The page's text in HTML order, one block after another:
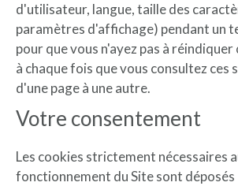
d'utilisateur, langue, taille des
paramètres d'affichage) pendant un
pour que vous n'ayez pas à
à chaque fois que vous consultez ces
d'une page à une autre.
Votre consentement
Les cookies strictement nécessaires
fonctionnement du Site sont déposés